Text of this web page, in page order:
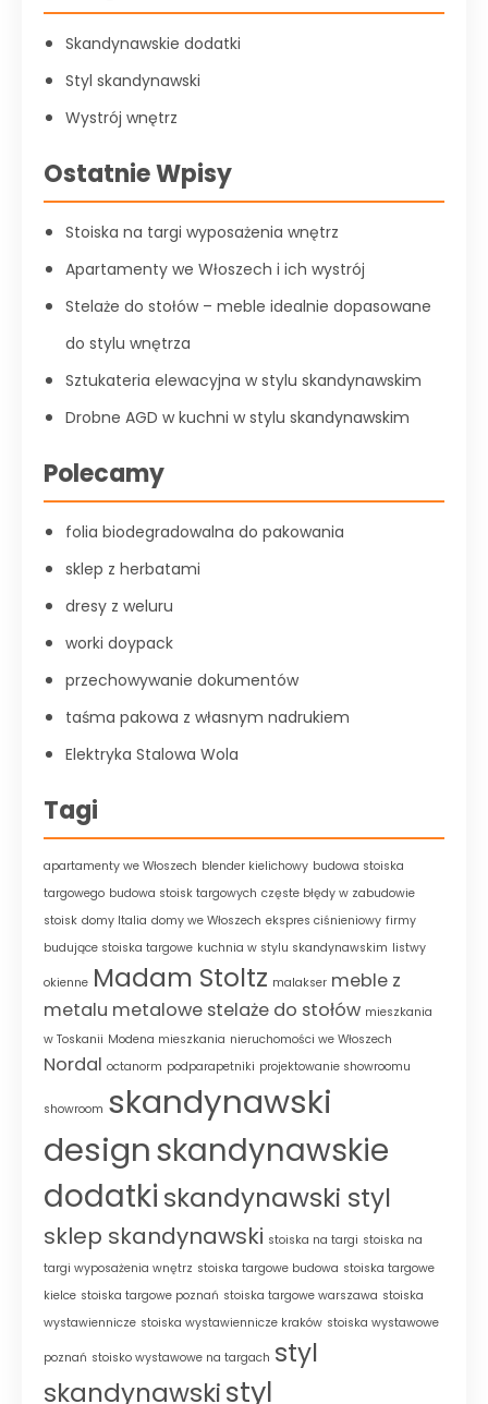
Skandynawskie dodatki
Styl skandynawski
Wystrój wnętrz
Ostatnie Wpisy
Stoiska na targi wyposażenia wnętrz
Apartamenty we Włoszech i ich wystrój
Stelaże do stołów – meble idealnie dopasowane
do stylu wnętrza
Sztukateria elewacyjna w stylu skandynawskim
Drobne AGD w kuchni w stylu skandynawskim
Polecamy
folia biodegradowalna do pakowania
sklep z herbatami
dresy z weluru
worki doypack
przechowywanie dokumentów
taśma pakowa z własnym nadrukiem
Elektryka Stalowa Wola
Tagi
apartamenty we Włoszech blender kielichowy budowa stoiska
targowego budowa stoisk targowych częste błędy w zabudowie
stoisk domy Italia domy we Włoszech ekspres ciśnieniowy firmy
budujące stoiska targowe kuchnia w stylu skandynawskim listwy
okienne Madam Stoltz malakser meble z
metalu metalowe stelaże do stołów mieszkania
w Toskanii Modena mieszkania nieruchomości we Włoszech
Nordal octanorm podparapetniki projektowanie showroomu
showroom skandynawski
designskandynawskie
dodatki skandynawski styl
sklep skandynawski stoiska na targi stoiska na
targi wyposażenia wnętrz stoiska targowe budowa stoiska targowe
kielce stoiska targowe poznań stoiska targowe warszawa stoiska
wystawiennicze stoiska wystawiennicze kraków stoiska wystawowe
poznań stoisko wystawowe na targach styl
skandynawskistyl